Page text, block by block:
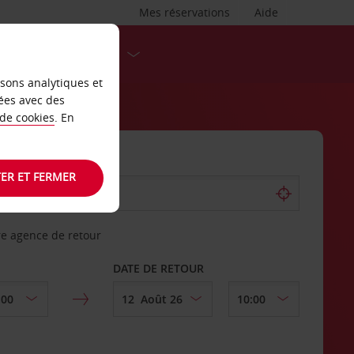
Aide
Mes réservations
agence de retour
DATE DE RETOUR
analytiques et
avec des
cookies. En
ET FERMER